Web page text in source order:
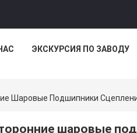
ЭКСКУРСИЯ ПО ЗАВОДУ
Шаровые Подшипники
шаровые